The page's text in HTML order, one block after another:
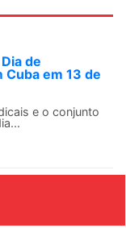
de
em 13 de
e o conjunto